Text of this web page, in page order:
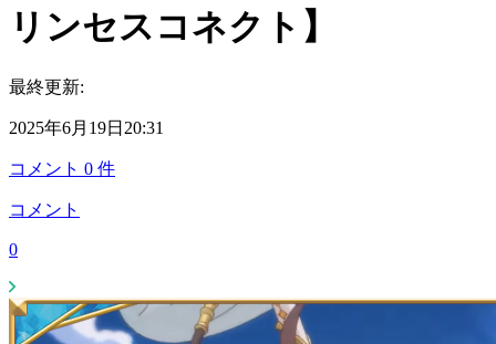
リンセスコネクト】
最終更新:
2025年6月19日20:31
コメント 0 件
コメント
0